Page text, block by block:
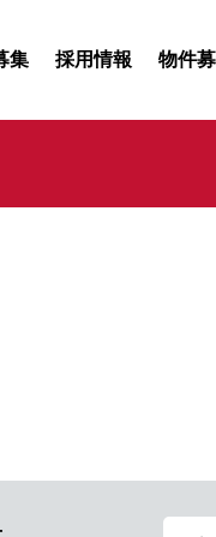
集 採用情報 物件